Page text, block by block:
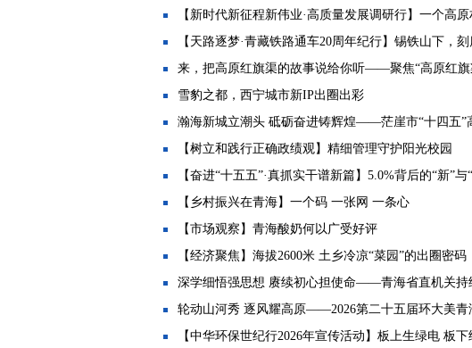
【新时代新征程新伟业·高质量发展调研行】一个高
【天路逐梦·青藏铁路通车20周年纪行】锡铁山下，
来，把高原红旗渠的故事说给你听——聚焦“高原红旗
雪豹之都，西宁城市新IP出圈出彩
瀚海新城立潮头 砥砺奋进铸辉煌——茫崖市“十四五”
【树立和践行正确政绩观】精细管理守护阳光校园
【奋进“十五五”·真抓实干谱新篇】5.0%背后的“新”
【乡村振兴在青海】一个码 一张网 一条心
【市场观察】青海酸奶何以广受好评
【经济聚焦】海拔2600米 土乡冷凉“菜园”的出圈密码
深学细悟强思想 赓续初心担使命——青海省直机关持
轮动山河秀 逐风耀高原——2026第二十五届环大美青
【中华环保世纪行2026年宣传活动】板上生绿电 板下